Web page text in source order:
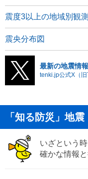
震度3以上の地域別観
震央分布図
最新の地震情
tenki.jp公式X（旧
「知る防災」地震
いざという
確かな情報